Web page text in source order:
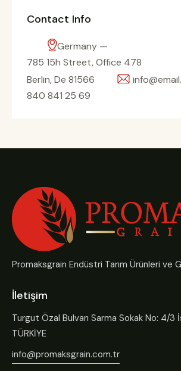
Contact Info
Germany —
785 15h Street, Office 478
Berlin, De 81566
840 841 25 69
Promaksgrain Endüstri Tarım Ürünleri ve
İletişim
Turgut Özal Bulvarı Sarma Sokak No: 4/3
TÜRKİYE
info@promaksgrain.com.tr